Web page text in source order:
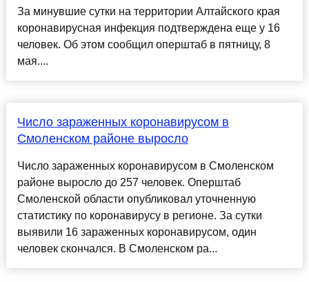
За минувшие сутки на территории Алтайского края
коронавирусная инфекция подтверждена еще у 16
человек. Об этом сообщил оперштаб в пятницу, 8
мая....
Число зараженных коронавирусом в
Смоленском районе выросло
Число зараженных коронавирусом в Смоленском
районе выросло до 257 человек. Оперштаб
Смоленской области опубликовал уточненную
статистику по коронавирусу в регионе. За сутки
выявили 16 зараженных коронавирусом, один
человек скончался. В Смоленском ра...